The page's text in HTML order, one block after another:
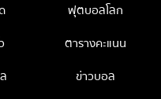
ฟุตบอลโลก
ตารางคะแนน
ข่าวบอล